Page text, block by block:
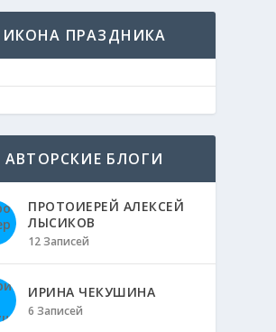
ИКОНА ПРАЗДНИКА
АВТОРСКИЕ БЛОГИ
ПРОТОИЕРЕЙ АЛЕКСЕЙ
ЛЫСИКОВ
12 Записей
ИРИНА ЧЕКУШИНА
6 Записей